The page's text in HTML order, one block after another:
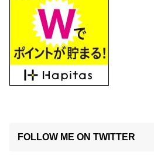
FOLLOW ME ON TWITTER